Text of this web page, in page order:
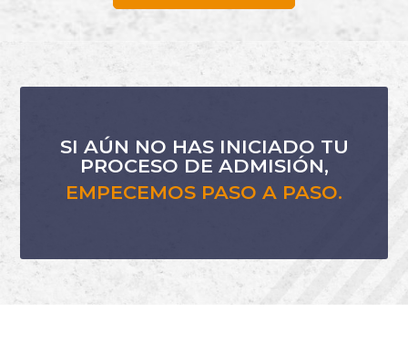
SI AÚN NO HAS INICIADO TU
PROCESO DE ADMISIÓN,
EMPECEMOS PASO A PASO.